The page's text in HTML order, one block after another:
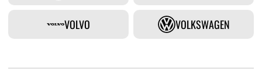
VOLVO VOLKSWAGEN